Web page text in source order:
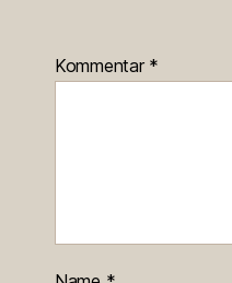
Kommentar *